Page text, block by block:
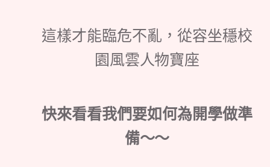
這樣才能臨危不亂，從容坐穩校
園風雲人物寶座
快來看看我們要如何為開學做準
備～～